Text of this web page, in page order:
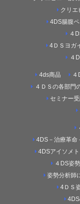
クリエ
4DS腸腹
４
4ＤＳヨガ
４
4ds商品
４ＤＳの各部門
セミナー
4DS－治療革
4DSアイソメ
４DS姿
姿勢分析師
4ＤＳ
4DS